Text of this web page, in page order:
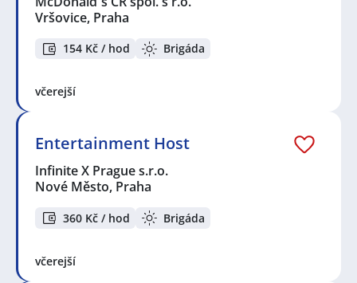
Vršovice, Praha
154 Kč / hod Brigáda
včerejší
Entertainment Host
Infinite X Prague s.r.o.
Nové Město, Praha
360 Kč / hod Brigáda
včerejší